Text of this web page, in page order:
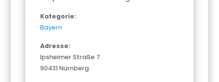
Kategorie:
Bayern
Adresse:
Ipsheimer Straße 7
90431 Nürnberg